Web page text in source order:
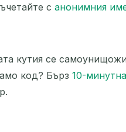
с анонимния
кутия се
код? Бърз 10-